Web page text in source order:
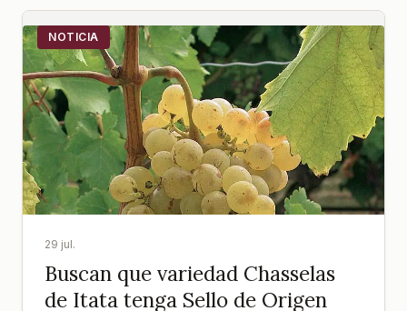
NOTICIA
29 jul.
Buscan que variedad Chasselas
de Itata tenga Sello de Origen